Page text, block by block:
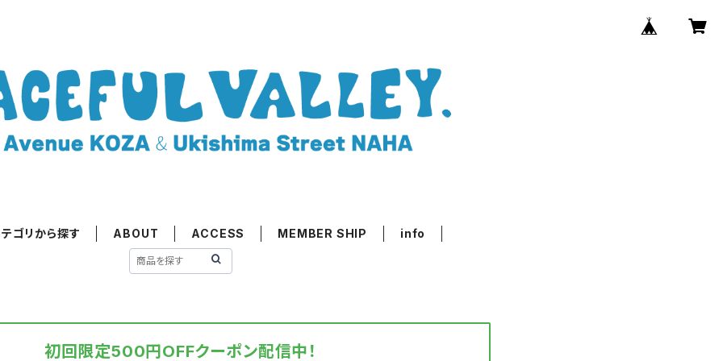
ゴリから探す ABOUT ACCESS MEMBER SHIP info
初回限定500円OFFクーポン配信中！